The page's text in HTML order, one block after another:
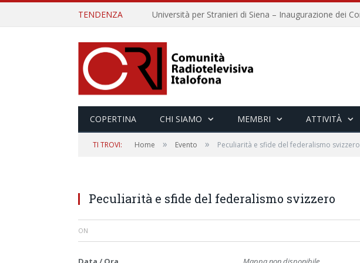
TENDENZA
COPERTINA CHI SIAMO MEMBRI ATTIVITÀ
TI TROVI: Home » Evento » Peculiarità e sfide del federalismo svizzero
Peculiarità e sfide del federalismo svizzero
ON